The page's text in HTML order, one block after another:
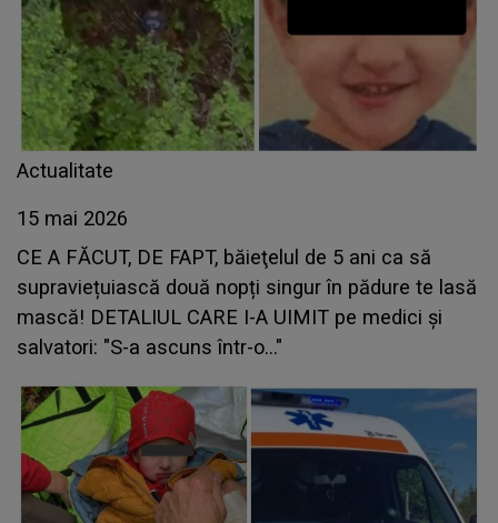
Actualitate
15 mai 2026
CE A FĂCUT, DE FAPT, băieţelul de 5 ani ca să
supraviețuiască două nopți singur în pădure te lasă
mască! DETALIUL CARE I-A UIMIT pe medici și
salvatori: "S-a ascuns într-o..."